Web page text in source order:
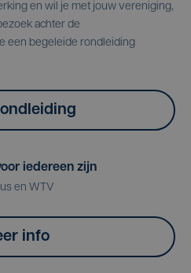
en wil je met jouw vereniging,
achter de
een begeleide rondleiding
iedereen zijn
en WTV
info